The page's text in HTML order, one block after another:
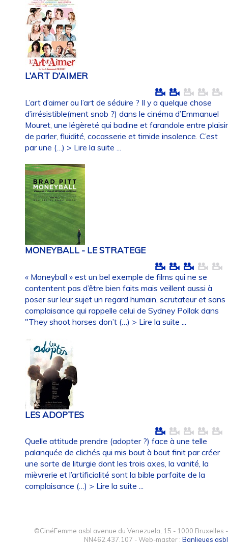
L’ART D’AIMER
L’art d’aimer ou l’art de séduire ? Il y a quelque chose
d’irrésistible(ment snob ?) dans le cinéma d’Emmanuel
Mouret, une légèreté qui badine et farandole entre plaisir
de parler, fluidité, cocasserie et timide insolence. C’est
par une (…) > Lire la suite ...
MONEYBALL - LE STRATEGE
« Moneyball » est un bel exemple de films qui ne se
contentent pas d’être bien faits mais veillent aussi à
poser sur leur sujet un regard humain, scrutateur et sans
complaisance qui rappelle celui de Sydney Pollak dans
"They shoot horses don’t (…) > Lire la suite ...
LES ADOPTES
Quelle attitude prendre (adopter ?) face à une telle
palanquée de clichés qui mis bout à bout finit par créer
une sorte de liturgie dont les trois axes, la vanité, la
mièvrerie et l’artificialité sont la bible parfaite de la
complaisance (…) > Lire la suite ...
©CinéFemme asbl avenue du Venezuela, 15 - 1000 Bruxelles -
NN462.437.107 - Web-master : Banlieues asbl